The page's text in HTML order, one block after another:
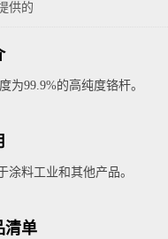
供的
为99.9%的高纯度铬杆。
涂料工业和其他产品。
清单